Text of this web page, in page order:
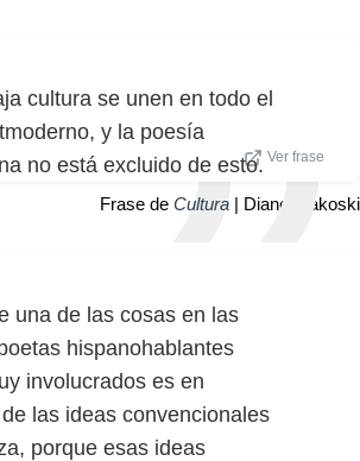
cultura se unen en todo el
y la poesía
no está excluido de esto. Ver frase
Frase de Cultura | Diane Wakoski
una de las cosas en las
hispanohablantes
involucrados es en
las ideas convencionales
porque esas ideas